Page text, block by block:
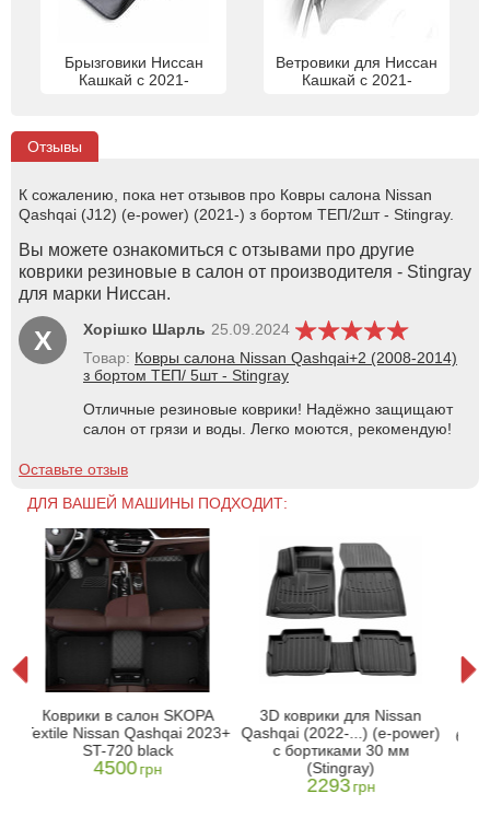
Брызговики Ниссан
Кашкай с 2021-
Ветровики для Ниссан
Кашкай с 2021-
Отзывы
К сожалению, пока нет отзывов про Ковры салона Nissan
Qashqai (J12) (e-power) (2021-) з бортом ТЕП/2шт - Stingray.
Вы можете ознакомиться с отзывами про другие
коврики резиновые в салон от производителя - Stingray
для марки Ниссан.
Х Хорішко Шарль 25.09.2024
Товар: Ковры салона Nissan Qashqai+2 (2008-2014)
з бортом ТЕП/ 5шт - Stingray
Отличные резиновые коврики! Надёжно защищают
салон от грязи и воды. Легко моются, рекомендую!
Оставьте отзыв
ДЛЯ ВАШЕЙ МАШИНЫ ПОДХОДИТ:
Коврики в салон SKOPA
Textile Nissan Qashqai 2023+
ST-720 black
4500грн
3D коврики для Nissan
Qashqai (2022-...) (e-power)
с бортиками 30 мм
(Stingray)
2293грн